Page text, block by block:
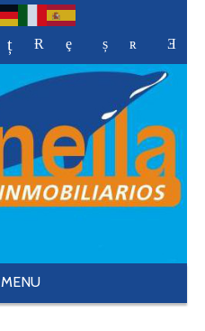
MENU